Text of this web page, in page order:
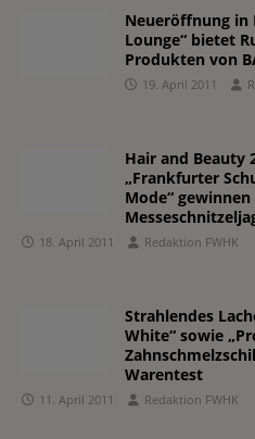
Neueröffnung in
Lounge“ bietet
Produkten von
19. April 2011
Hair and Beauty
„Frankfurter
Mode“
18. April 2011 Redaktion FWHK
Strahlendes
White“ sowie
Warentest
11. April 2011 Redaktion FWHK